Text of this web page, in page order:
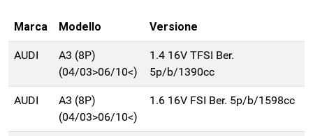
Marca Modello Versione
AUDI
A3 (8P)
(04/03>06/10<)
1.4 16V TFSI Ber.
5p/b/1390cc
AUDI
A3 (8P)
(04/03>06/10<)
1.6 16V FSI Ber. 5p/b/1598cc